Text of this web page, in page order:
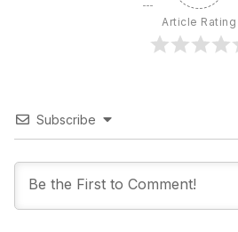
Article Rating
Subscribe